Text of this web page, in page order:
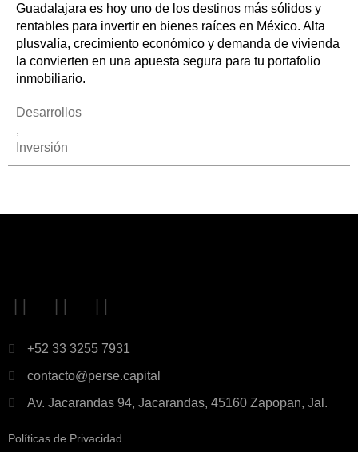
Guadalajara es hoy uno de los destinos más sólidos y
rentables para invertir en bienes raíces en México. Alta
plusvalía, crecimiento económico y demanda de vivienda
la convierten en una apuesta segura para tu portafolio
inmobiliario.
Desarrollos
,
Inversión
+52 33 3255 7931
contacto@perse.capital
Av. Jacarandas 94, Jacarandas, 45160 Zapopan, Jal.
Políticas de Privacidad